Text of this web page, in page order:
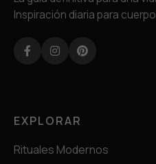
Inspiración diaria para
Facebook
InstagramPinterest
EXPLORAR
Rituales Modernos